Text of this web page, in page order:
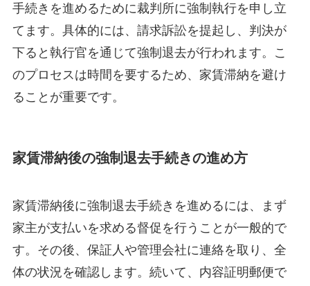
手続きを進めるために裁判所に強制執行を申し立
てます。具体的には、請求訴訟を提起し、判決が
下ると執行官を通じて強制退去が行われます。こ
のプロセスは時間を要するため、家賃滞納を避け
ることが重要です。
家賃滞納後の強制退去手続きの進め方
家賃滞納後に強制退去手続きを進めるには、まず
家主が支払いを求める督促を行うことが一般的で
す。その後、保証人や管理会社に連絡を取り、全
体の状況を確認します。続いて、内容証明郵便で